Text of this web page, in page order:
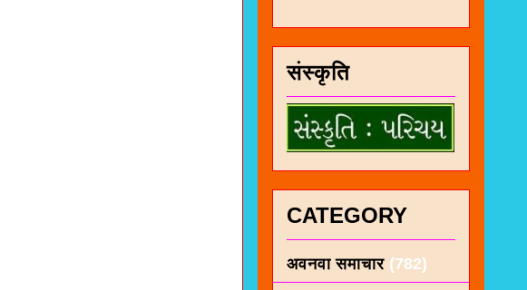
संस्कृति
CATEGORY
अवनवा समाचार (782)